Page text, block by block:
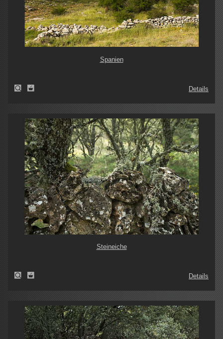
Spanien
Details
Steineiche
Details